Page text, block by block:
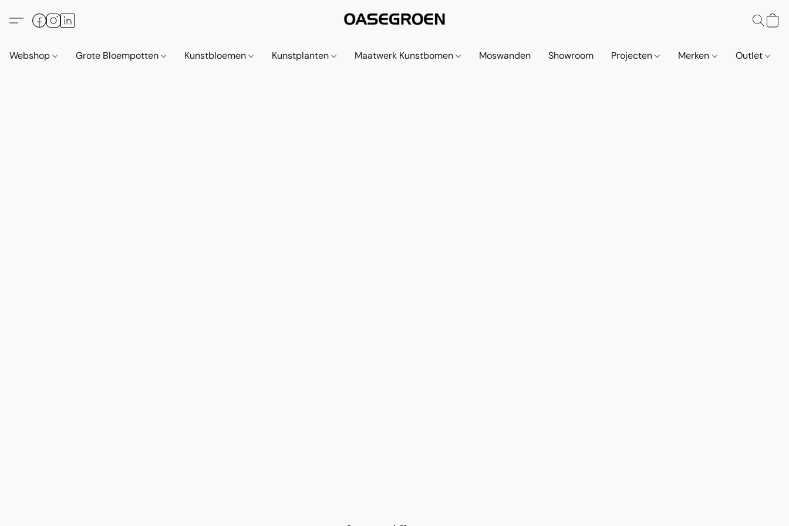
Webshop Grote Bloempotten Kunstbloemen Kunstplanten Maatwerk Kunstbomen Moswanden Showroom Projecten Merken Outlet